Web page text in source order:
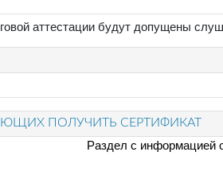
аттестации будут допущены
ПОЛУЧИТЬ СЕРТИФИКАТ
Раздел с информацией